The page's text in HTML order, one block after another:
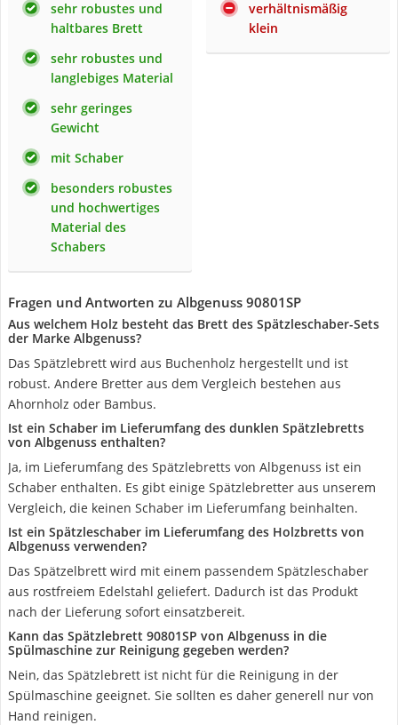
sehr robustes und
haltbares Brett
sehr robustes und
langlebiges Material
sehr geringes
Gewicht
mit Schaber
besonders robustes
und hochwertiges
Material des
Schabers
verhältnismäßig
klein
Fragen und Antworten zu Albgenuss 90801SP
Aus welchem Holz besteht das Brett des Spätzleschaber-Sets
der Marke Albgenuss?
Das Spätzlebrett wird aus Buchenholz hergestellt und ist
robust. Andere Bretter aus dem Vergleich bestehen aus
Ahornholz oder Bambus.
Ist ein Schaber im Lieferumfang des dunklen Spätzlebretts
von Albgenuss enthalten?
Ja, im Lieferumfang des Spätzlebretts von Albgenuss ist ein
Schaber enthalten. Es gibt einige Spätzlebretter aus unserem
Vergleich, die keinen Schaber im Lieferumfang beinhalten.
Ist ein Spätzleschaber im Lieferumfang des Holzbretts von
Albgenuss verwenden?
Das Spätzelbrett wird mit einem passendem Spätzleschaber
aus rostfreiem Edelstahl geliefert. Dadurch ist das Produkt
nach der Lieferung sofort einsatzbereit.
Kann das Spätzlebrett 90801SP von Albgenuss in die
Spülmaschine zur Reinigung gegeben werden?
Nein, das Spätzlebrett ist nicht für die Reinigung in der
Spülmaschine geeignet. Sie sollten es daher generell nur von
Hand reinigen.